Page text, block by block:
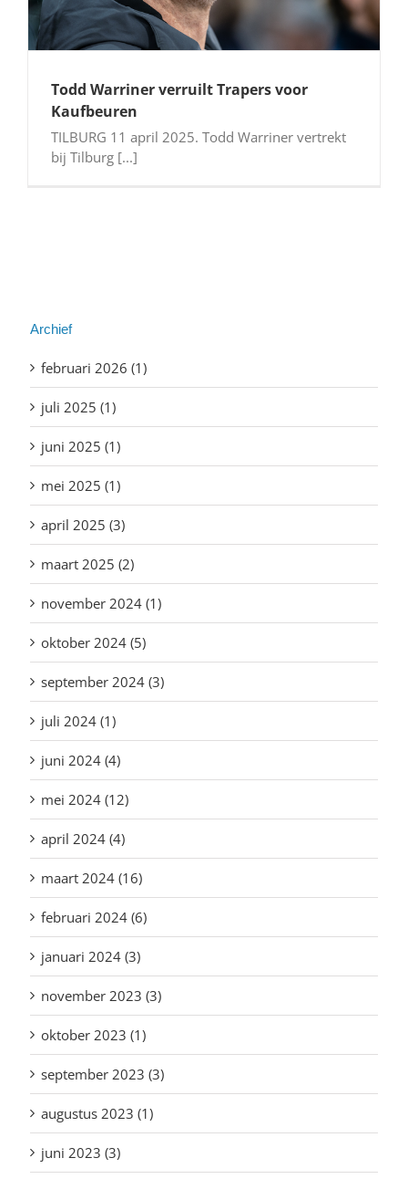
Todd Warriner verruilt Trapers voor
Kaufbeuren
TILBURG 11 april 2025. Todd Warriner vertrekt
bij Tilburg [...]
Archief
februari 2026 (1)
juli 2025 (1)
juni 2025 (1)
mei 2025 (1)
april 2025 (3)
maart 2025 (2)
november 2024 (1)
oktober 2024 (5)
september 2024 (3)
juli 2024 (1)
juni 2024 (4)
mei 2024 (12)
april 2024 (4)
maart 2024 (16)
februari 2024 (6)
januari 2024 (3)
november 2023 (3)
oktober 2023 (1)
september 2023 (3)
augustus 2023 (1)
juni 2023 (3)